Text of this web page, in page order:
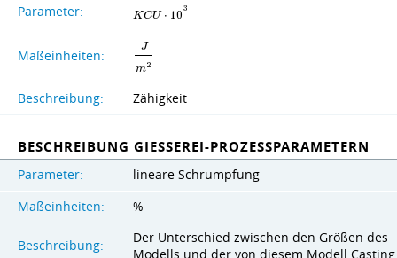
Parameter: KCU ⋅ 10
3
Maßeinheiten:
J
m2
Beschreibung: Zähigkeit
BESCHREIBUNG GIESSEREI-PROZESSPARAMETERN
Parameter:
lineare Schrumpfung
Maßeinheiten:
%
Beschreibung:
Der Unterschied zwischen den Größen des
Modells und der von diesem Modell Casting